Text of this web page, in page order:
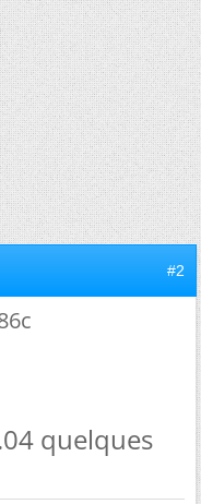
#2
quelques